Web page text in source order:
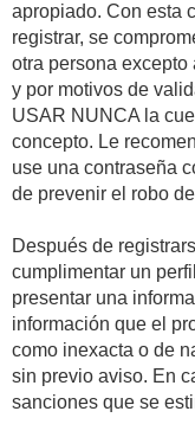
apropiado. Con esta
registrar, se
otra persona excepto
y por motivos de
USAR NUNCA la
concepto. Le
use una contraseña
de prevenir el robo
Después de
cumplimentar un
presentar una
información que el
como inexacta o de
sin previo aviso. En
sanciones que se